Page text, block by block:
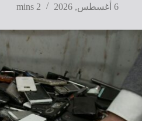
6 أغسطس, 2026
2 mins